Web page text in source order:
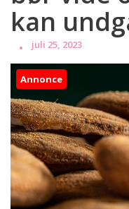
kan
juli 25, 2023
Annonce